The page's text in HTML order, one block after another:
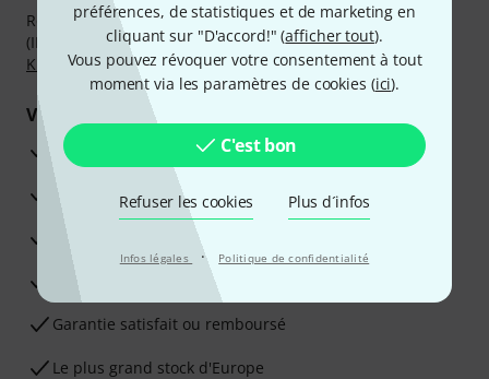
préférences, de statistiques et de marketing en
cliquant sur "D'accord!" (afficher tout).
Vous pouvez révoquer votre consentement à tout
moment via les paramètres de cookies (ici).
C'est bon
Refuser les cookies Plus d´infos
Infos légales · Politique de confidentialité
Réglez de manière sûre et sécurisée par Virement
(IBAN/BIC), PayPal, Amazon Pay,Klarna Payer Maintenant
Klarna Payer en 3 foisou Carte de crédit.
Vos avantages
Ga­ran­tie Thomann 3 ans
Garantie 30 jours satisfait ou remboursé
Service de réparation
Conseils d'experts en la matière
Garantie satisfait ou remboursé
Le plus grand stock d'Europe